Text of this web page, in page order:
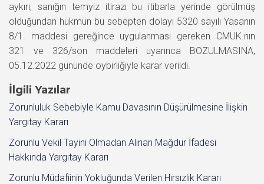
aykırı, sanığın temyiz itirazı bu itibarla yerinde görülmüş
olduğundan hükmün bu sebepten dolayı 5320 sayılı Yasanın
8/1. maddesi gereğince uygulanması gereken CMUK.nın
321 ve 326/son maddeleri uyarınca BOZULMASINA,
05.12.2022 gününde oybirliğiyle karar verildi.
İlgili Yazılar
Zorunluluk Sebebiyle Kamu Davasının Düşürülmesine İlişkin
Yargıtay Kararı
Zorunlu Vekil Tayini Olmadan Alınan Mağdur İfadesi
Hakkında Yargıtay Kararı
Zorunlu Müdafiinin Yokluğunda Verilen Hırsızlık Kararı